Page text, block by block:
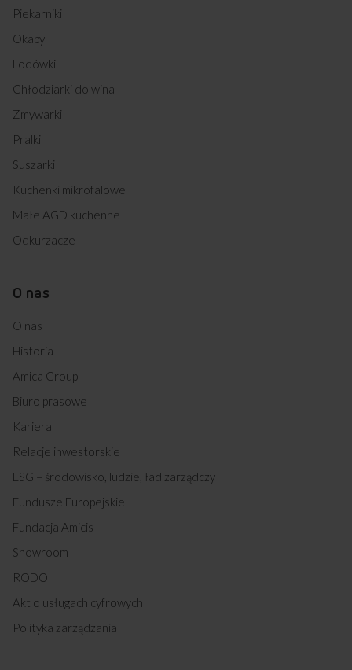
58GED2.33HZPTAQ(W) (kod: 55549)
510GED3.33ZPTAFQ(W) (kod: 55552)
58GES2.43HZPTAPF(W) (kod: 55557)
58GEH2.33ZPPF(XX) (kod: 55560)
57GEH2.33HZPTA(XX) (kod: 55563)
57GEH3.33HZPTA(XX) (kod: 55565)
510GES3.43ZPTAD(XX) (kod: 55566)
57GGH4.23OFP(W) (kod: 55601)
57GGS1.23OFP(W) (kod: 55653)
58GES2.33HZPTAF(XSX) (kod: 55749)
58GGD1.23ZOFPW (kod: 55811)
57GGH5.33HZPMS(W) (kod: 56367)
522GG1.23ZOFP(W) (kod: 56405)
522GE2.33ZPPF(XX) (kod: 56407)
522GE3.33ZPTAF(W) (kod: 56408)
KFC 5008 GM W (kod: 57300)
510GE2.33ZpTaDpF(Xsx) (kod: 57817)
522GE3.33ZpTaF(W) (kod: 57883)
52GET2.33ZPPF(XV) (kod: 57905)
58GE3.33HZpTa(Xx) PI (kod: 58658)
Piekarniki
Okapy
Lodówki
Chłodziarki do wina
Zmywarki
Pralki
Suszarki
Kuchenki mikrofalowe
Małe AGD kuchenne
Odkurzacze
O nas
O nas
Historia
Amica Group
Biuro prasowe
Kariera
Relacje inwestorskie
ESG – środowisko, ludzie, ład zarządczy
Fundusze Europejskie
Fundacja Amicis
Showroom
RODO
Akt o usługach cyfrowych
Polityka zarządzania